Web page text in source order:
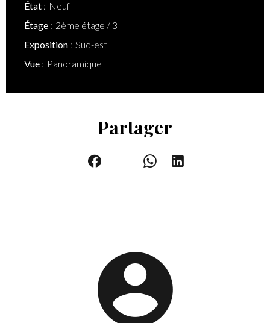
État
Neuf
Étage
2ème étage / 3
Exposition
Sud-est
Vue
Panoramique
Partager